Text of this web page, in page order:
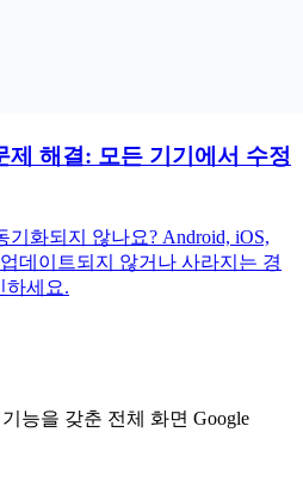
제 해결: 모든 기기에서 수정
기화되지 않나요? Android, iOS,
데이트되지 않거나 사라지는 경
하세요.
능을 갖춘 전체 화면 Google